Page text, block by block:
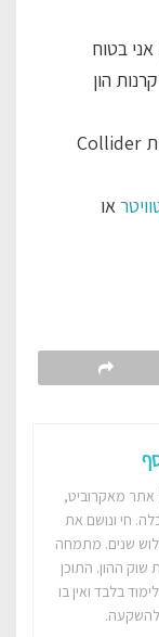
בטוח
הון
אם מישהו רוצה לשאול את ליאור או את צוות Collider
או
אתר מאקרוביט,
חי ונושם את
שנים. מתמחה
שוק ההון. התוכן
בלבד ואין בו